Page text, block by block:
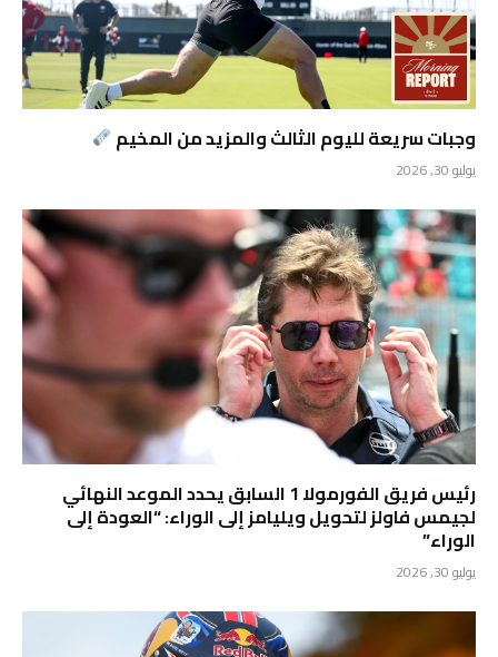
وجبات سريعة لليوم الثالث والمزيد من المخيم
يوليو 30, 2026
رئيس فريق الفورمولا 1 السابق يحدد الموعد النهائي
لجيمس فاولز لتحويل ويليامز إلى الوراء: “العودة إلى
الوراء”
يوليو 30, 2026